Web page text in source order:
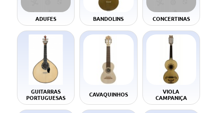
ADUFES BANDOLINS CONCERTINAS
GUITARRAS
PORTUGUESAS
CAVAQUINHOS
VIOLA
CAMPANIÇA